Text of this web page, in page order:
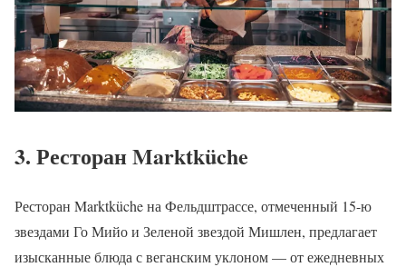
3. Ресторан Marktküche
Ресторан Marktküche на Фельдштрассе, отмеченный 15-ю
звездами Го Мийо и Зеленой звездой Мишлен, предлагает
изысканные блюда с веганским уклоном — от ежедневных